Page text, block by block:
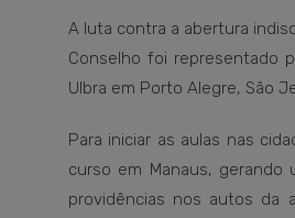
A luta contra a abertura
Conselho foi representado
Ulbra em Porto Alegre, São
Para iniciar as aulas nas
curso em Manaus, gerando
providências nos autos da